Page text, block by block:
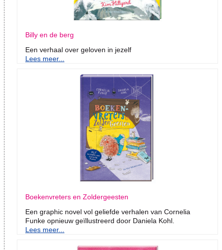
Billy en de berg
Een verhaal over geloven in jezelf
Lees meer...
Boekenvreters en Zoldergeesten
Een graphic novel vol geliefde verhalen van Cornelia
Funke opnieuw geïllustreerd door Daniela Kohl.
Lees meer...